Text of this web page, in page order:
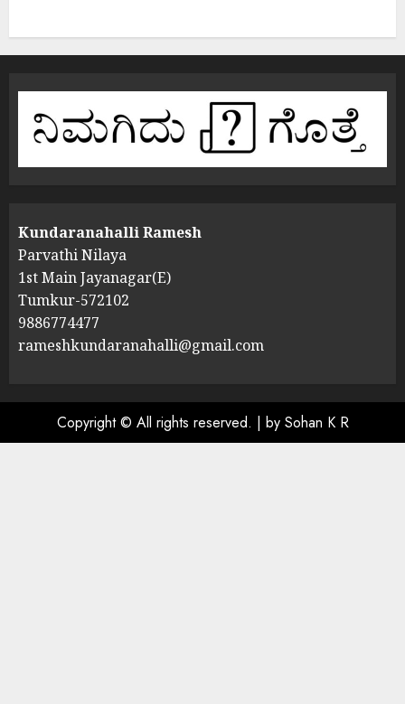
Kundaranahalli Ramesh
Parvathi Nilaya
1st Main Jayanagar(E)
Tumkur-572102
9886774477
rameshkundaranahalli@gmail.com
Copyright © All rights reserved. | by Sohan K R